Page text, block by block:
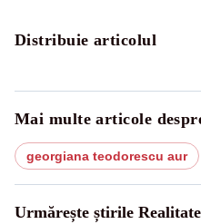
Distribuie articolul
Mai multe articole
georgiana teodorescu aur
Urmărește știrile